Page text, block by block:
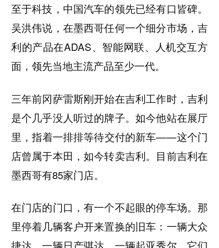
至于科技，中国汽车的领先已经有口皆碑。
吴洪伟说，在墨西哥任何一个细分市场，吉
利的产品在ADAS、智能网联、人机交互方
面，领先当地主流产品至少一代。
三年前冈萨雷斯刚开始在吉利工作时，吉利
是个几乎没人听过的牌子。如今他站在展厅
里，指着一排排等待交付的新车——这个门
店曾属于本田，如今转卖吉利。目前吉利在
墨西哥有85家门店。
在门店的门口，有一个不起眼的停车场。那
里停着几辆客户开来置换的旧车：一辆大众